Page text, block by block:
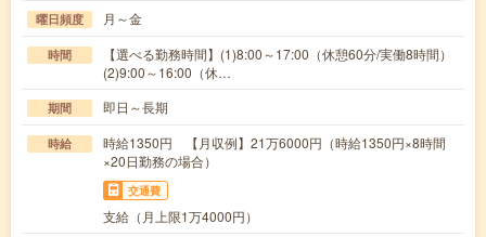
曜日頻度 月～金
時間
【選べる勤務時間】(1)8:00～17:00（休憩60分/実働8時間）
(2)9:00～16:00（休…
期間 即日～長期
時給
時給1350円 【月収例】21万6000円（時給1350円×8時間
×20日勤務の場合）
交通費
支給（月上限1万4000円）